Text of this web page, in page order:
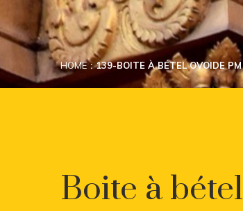
HOME 139-BOITE À BÉTEL OVOIDE PM
Boite à bétel